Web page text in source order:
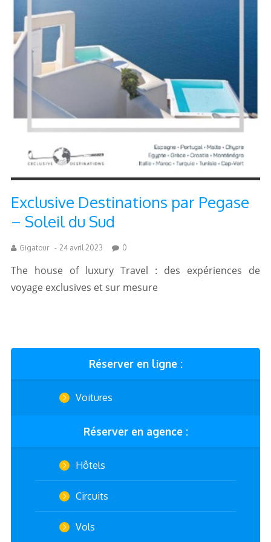
Réserver en ligne :
Voitures
Réserver en agence :
Hôtels
Circuits
Vols
Exclusive Destinations par Pegase
– Soleil du Sud
Gigatour - 24 avril 2023 0
The house of luxury Travel : des expériences de
voyage exclusives et sur mesure